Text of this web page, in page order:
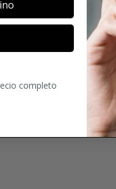
completo